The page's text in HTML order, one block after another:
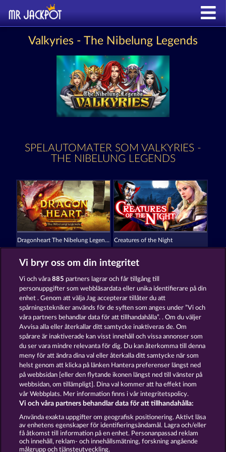
Valkyries - The Nibelung Legends
SPELAUTOMATER SOM VALKYRIES -
THE NIBELUNG LEGENDS
Dragonheart The Nibelung Legends Creatures of the Night
Mystic Force Gates Of Ishtar
Användarvillkor
Sekretess- och cookiepolicy Avtryck
Om Företaget FAQ
Skicka in en begäran om att ångra köpet
Vi bryr oss om din integritet
Vi och våra885 partners lagrar och får tillgång till
personuppgifter som webbläsardata eller unika identifierare på din
enhet . Genom att välja Jag accepterar tillåter du att
spårningstekniker används för de syften som anges under ”Vi och
våra partners behandlar data för att tillhandahålla”. . Om du väljer
Avvisa alla eller återkallar ditt samtycke inaktiveras de. Om
spårare är inaktiverade kan visst innehåll och vissa annonser som
du ser vara mindre relevanta för dig. Du kan återkomma till denna
meny för att ändra dina val eller återkalla ditt samtycke när som
helst genom att klicka på länken Hantera preferenser längst ned
på webbsidan [eller den flytande ikonen längst ned till vänster på
webbsidan, om tillämpligt]. Dina val kommer att ha effekt inom
vår Webbplats. Mer information finns i vår integritetspolicy.
Vi och våra partners behandlar data för att tillhandahålla:
Använda exakta uppgifter om geografisk positionering. Aktivt läsa
av enhetens egenskaper för identifieringsändamål. Lagra och/eller
få åtkomst till information på en enhet. Personanpassad reklam
och innehåll, reklam- och innehållsmätning, forskning angående
målgrupp och tjänsteutveckling.